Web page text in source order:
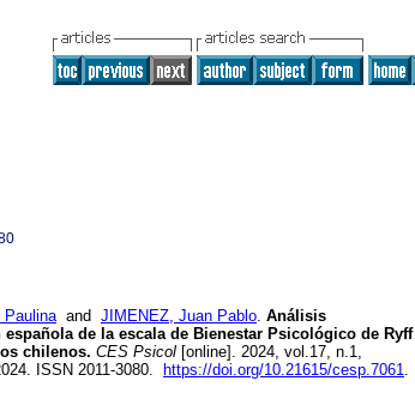
Paulinaand JIMENEZ, Juan Pablo. Análisis
de la escala de Bienestar Psicológico de Ryff
chilenos. CES Psicol [online]. 2024, vol.17, n.1,
ISSN 2011-3080.
https://doi.org/10.21615/cesp.7061.